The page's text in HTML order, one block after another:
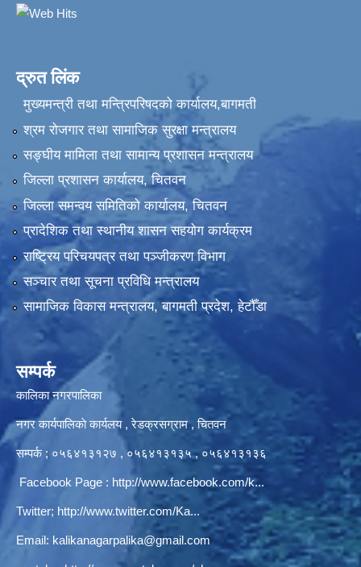
द्रुत लिंक
मुख्यमन्त्री तथा मन्त्रिपरिषदको कार्यालय,बागमती
श्रम रोजगार तथा सामाजिक सुरक्षा मन्त्रालय
सङ्‍घीय मामिला तथा सामान्य प्रशासन मन्त्रालय
जिल्ला प्रशासन कार्यालय, चितवन
जिल्ला समन्वय समितिको कार्यालय, चितवन
प्रादेशिक तथा स्थानीय शासन सहयोग कार्यक्रम
राष्ट्रिय परिचयपत्र तथा पञ्‍जीकरण विभाग
सञ्‍चार तथा सूचना प्रविधि मन्त्रालय
सामाजिक विकास मन्त्रालय, बागमती प्रदेश, हेटौँडा
सम्पर्क
कालिका नगरपालिका
नगर कार्यपालिकाे कार्यलय‍ , रेडक्रसग्राम , चितवन
सम्पर्क ; ०५६४१३१२७ , ०५६४१३१३५ , ०५६४१३१३६
Facebook Page : http://www.facebook.com/k...
Twitter; http://www.twitter.com/Ka...
Email: kalikanagarpalika@gmail.com